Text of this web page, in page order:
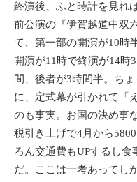
終演後、ふと時計を見れ
前公演の『伊賀越道中双
て、第一部の開演が10時
開演が11時で終演が14時
間、後者が3時間半。ち
に、定式幕が引かれて「
のも事実。お国の決め事
税引き上げで4月から
ろん交通費もUPするし食
だ。ここは一考あってし